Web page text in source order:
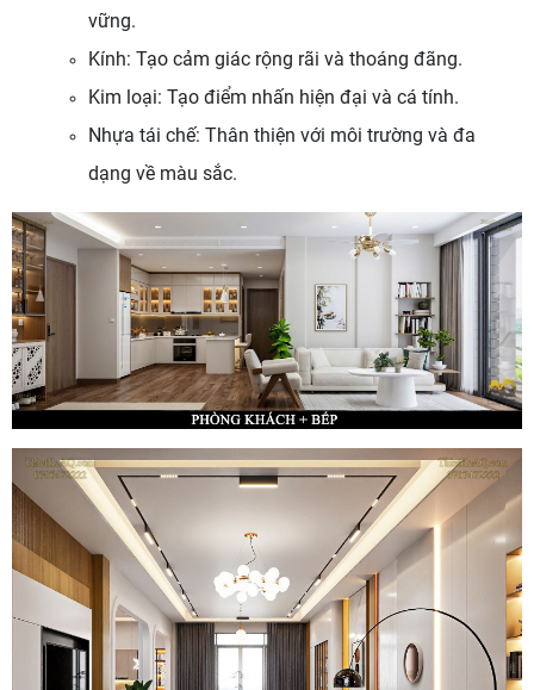
vững.
Kính: Tạo cảm giác rộng rãi và thoáng đãng.
Kim loại: Tạo điểm nhấn hiện đại và cá tính.
Nhựa tái chế: Thân thiện với môi trường và đa
dạng về màu sắc.